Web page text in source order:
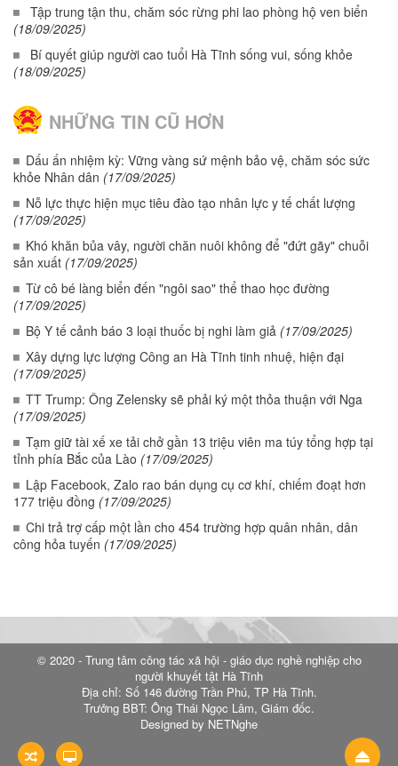
Tập trung tận thu, chăm sóc rừng phi lao phòng hộ ven biển
(18/09/2025)
Bí quyết giúp người cao tuổi Hà Tĩnh sống vui, sống khỏe
(18/09/2025)
NHỮNG TIN CŨ HƠN
Dấu ấn nhiệm kỳ: Vững vàng sứ mệnh bảo vệ, chăm sóc sức
khỏe Nhân dân (17/09/2025)
Nỗ lực thực hiện mục tiêu đào tạo nhân lực y tế chất lượng
(17/09/2025)
Khó khăn bủa vây, người chăn nuôi không để "đứt gãy" chuỗi
sản xuất (17/09/2025)
Từ cô bé làng biển đến "ngôi sao" thể thao học đường
(17/09/2025)
Bộ Y tế cảnh báo 3 loại thuốc bị nghi làm giả (17/09/2025)
Xây dựng lực lượng Công an Hà Tĩnh tinh nhuệ, hiện đại
(17/09/2025)
TT Trump: Ông Zelensky sẽ phải ký một thỏa thuận với Nga
(17/09/2025)
Tạm giữ tài xế xe tải chở gần 13 triệu viên ma túy tổng hợp tại
tỉnh phía Bắc của Lào (17/09/2025)
Lập Facebook, Zalo rao bán dụng cụ cơ khí, chiếm đoạt hơn
177 triệu đồng (17/09/2025)
Chi trả trợ cấp một lần cho 454 trường hợp quân nhân, dân
công hỏa tuyến (17/09/2025)
© 2020 - Trung tâm công tác xã hội - giáo dục nghề nghiệp cho
người khuyết tật Hà Tĩnh
Địa chỉ: Số 146 đường Trần Phú, TP Hà Tĩnh.
Trưởng BBT: Ông Thái Ngọc Lâm, Giám đốc.
Designed by NETNghe